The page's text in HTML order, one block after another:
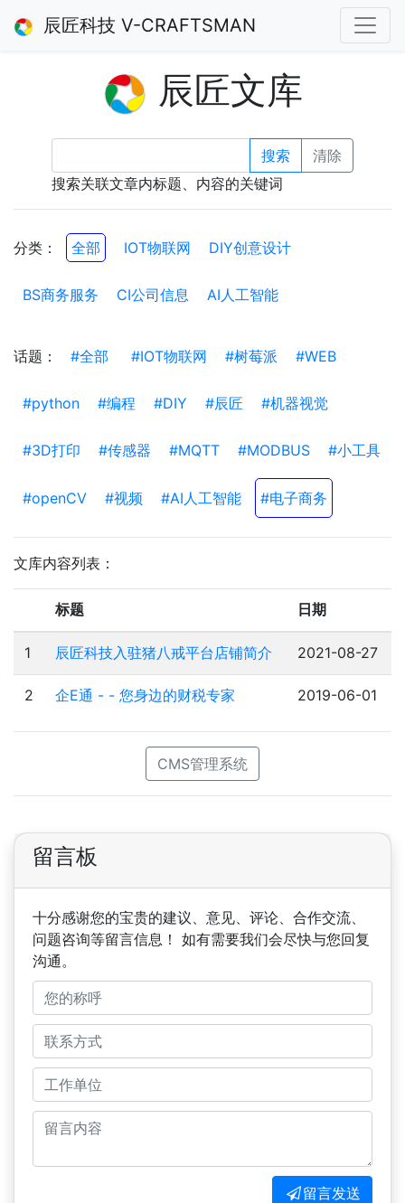
辰匠科技 V-CRAFTSMAN
辰匠文库
搜索
清除
搜索关联文章内标题、内容的关键词
分类： 全部 IOT物联网 DIY创意设计
BS商务服务 CI公司信息 AI人工智能
话题： #全部 #IOT物联网 #树莓派 #WEB
#python #编程 #DIY #辰匠 #机器视觉
#3D打印 #传感器 #MQTT #MODBUS #小工具
#openCV #视频 #AI人工智能 #电子商务
文库内容列表：
标题 日期
1 辰匠科技入驻猪八戒平台店铺简介 2021-08-27
2 企E通 - - 您身边的财税专家 2019-06-01
CMS管理系统
留言板
十分感谢您的宝贵的建议、意见、评论、合作交流、
问题咨询等留言信息！ 如有需要我们会尽快与您回复
沟通。
留言发送